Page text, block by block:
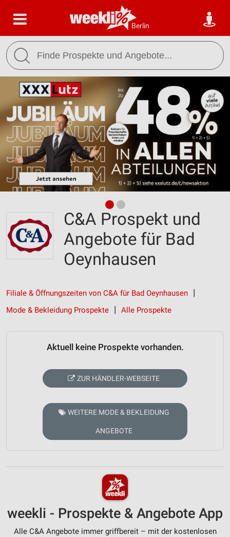
Berlin
C&A Prospekt und
Angebote für Bad
Oeynhausen
Filiale & Öffnungszeiten von C&A für Bad Oeynhausen
Mode & Bekleidung Prospekte
Alle Prospekte
Aktuell keine Prospekte vorhanden.
ZUR HÄNDLER-WEBSEITE
WEITERE MODE & BEKLEIDUNG
ANGEBOTE
weekli - Prospekte & Angebote App
Alle C&A Angebote immer griffbereit – mit der kostenlosen